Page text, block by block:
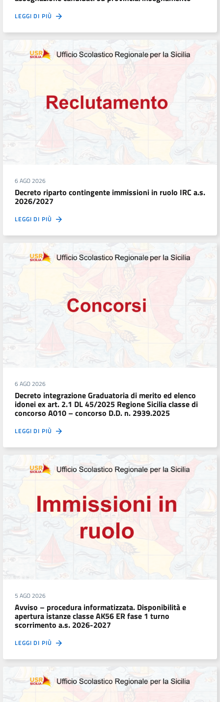
LEGGI DI PIÙ
6 AGO 2026
Decreto riparto contingente immissioni in ruolo IRC a.s.
2026/2027
LEGGI DI PIÙ
6 AGO 2026
Decreto integrazione Graduatoria di merito ed elenco
idonei ex art. 2.1 DL 45/2025 Regione Sicilia classe di
concorso A010 – concorso D.D. n. 2939.2025
LEGGI DI PIÙ
5 AGO 2026
Avviso – procedura informatizzata. Disponibilità e
apertura istanze classe AK56 ER fase 1 turno
scorrimento a.s. 2026-2027
LEGGI DI PIÙ